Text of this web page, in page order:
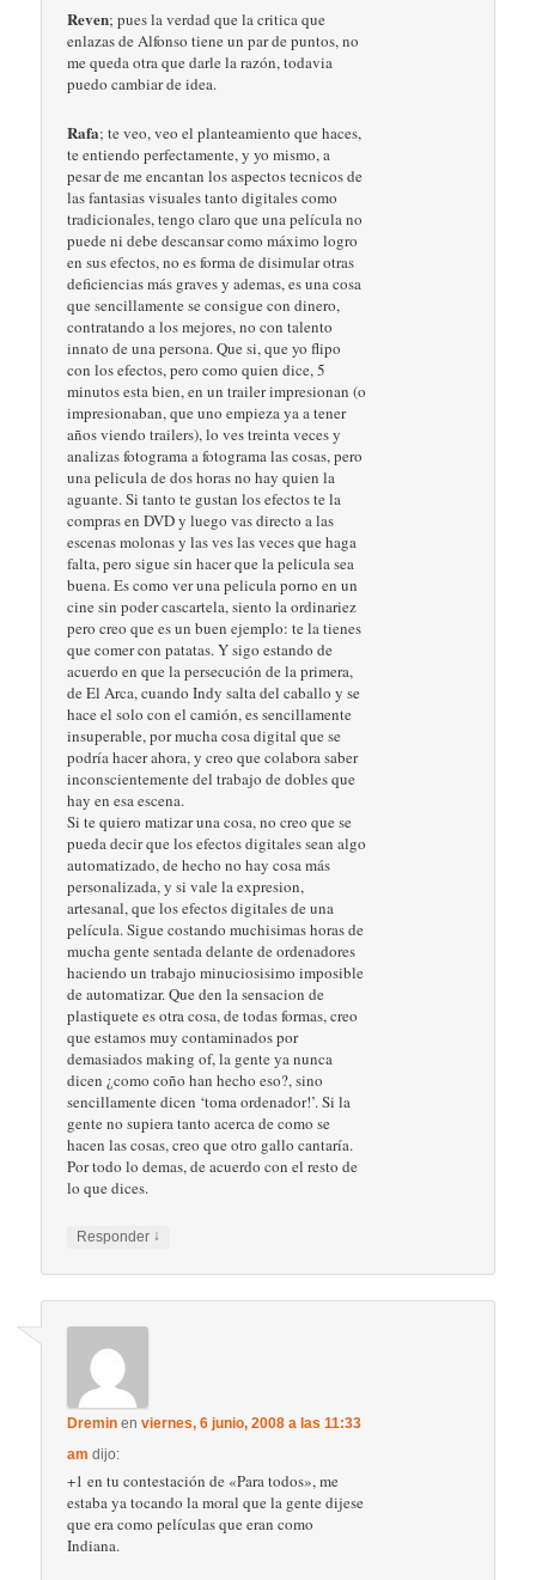
Reven; pues la verdad que la critica que
enlazas de Alfonso tiene un par de puntos, no
me queda otra que darle la razón, todavia
puedo cambiar de idea.
Rafa; te veo, veo el planteamiento que haces,
te entiendo perfectamente, y yo mismo, a
pesar de me encantan los aspectos tecnicos de
las fantasias visuales tanto digitales como
tradicionales, tengo claro que una película no
puede ni debe descansar como máximo logro
en sus efectos, no es forma de disimular otras
deficiencias más graves y ademas, es una cosa
que sencillamente se consigue con dinero,
contratando a los mejores, no con talento
innato de una persona. Que si, que yo flipo
con los efectos, pero como quien dice, 5
minutos esta bien, en un trailer impresionan (o
impresionaban, que uno empieza ya a tener
años viendo trailers), lo ves treinta veces y
analizas fotograma a fotograma las cosas, pero
una pelicula de dos horas no hay quien la
aguante. Si tanto te gustan los efectos te la
compras en DVD y luego vas directo a las
escenas molonas y las ves las veces que haga
falta, pero sigue sin hacer que la pelicula sea
buena. Es como ver una pelicula porno en un
cine sin poder cascartela, siento la ordinariez
pero creo que es un buen ejemplo: te la tienes
que comer con patatas. Y sigo estando de
acuerdo en que la persecución de la primera,
de El Arca, cuando Indy salta del caballo y se
hace el solo con el camión, es sencillamente
insuperable, por mucha cosa digital que se
podría hacer ahora, y creo que colabora saber
inconscientemente del trabajo de dobles que
hay en esa escena.
Si te quiero matizar una cosa, no creo que se
pueda decir que los efectos digitales sean algo
automatizado, de hecho no hay cosa más
personalizada, y si vale la expresion,
artesanal, que los efectos digitales de una
película. Sigue costando muchisimas horas de
mucha gente sentada delante de ordenadores
haciendo un trabajo minuciosisimo imposible
de automatizar. Que den la sensacion de
plastiquete es otra cosa, de todas formas, creo
que estamos muy contaminados por
demasiados making of, la gente ya nunca
dicen ¿como coño han hecho eso?, sino
sencillamente dicen ‘toma ordenador!’. Si la
gente no supiera tanto acerca de como se
hacen las cosas, creo que otro gallo cantaría.
Por todo lo demas, de acuerdo con el resto de
lo que dices.
Responder ↓
Dremin enviernes, 6 junio, 2008 a las 11:33
am dijo:
+1 en tu contestación de «Para todos», me
estaba ya tocando la moral que la gente dijese
que era como películas que eran como
Indiana.